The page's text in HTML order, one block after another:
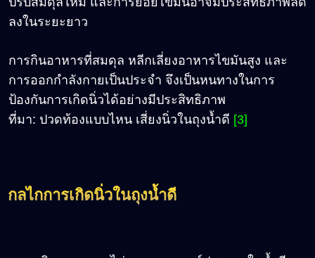
ลงในระยะยาว
การกินอาหารที่สมดุล หลีกเลี่ยงอาหารไขมันสูง และ
การออกกำลังกายเป็นประจำ จึงเป็นหนทางในการ
ป้องกันการเกิดนิ่วได้อย่างมีประสิทธิภาพ
ที่มา: ปวดท้องแบบไหน เสี่ยงนิ่วในถุงน้ำดี [3]
กลไกการเกิดนิ่วในถุงน้ำดี